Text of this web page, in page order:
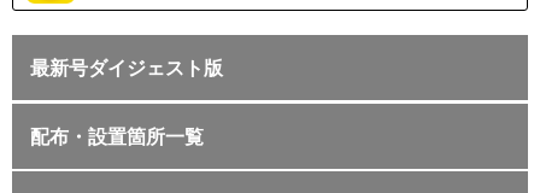
最新号ダイジェスト版
配布・設置箇所一覧